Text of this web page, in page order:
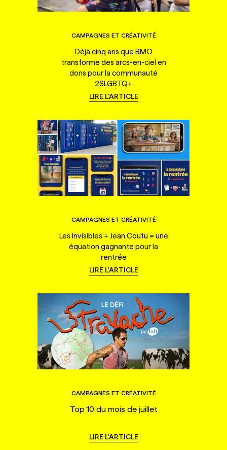
CAMPAGNES ET CRÉATIVITÉ
Déjà cinq ans que BMO
transforme des arcs-en-ciel en
dons pour la communauté
2SLGBTQ+
LIRE L'ARTICLE
CAMPAGNES ET CRÉATIVITÉ
Les Invisibles + Jean Coutu = une
équation gagnante pour la
rentrée
LIRE L'ARTICLE
CAMPAGNES ET CRÉATIVITÉ
Top 10 du mois de juillet
LIRE L'ARTICLE